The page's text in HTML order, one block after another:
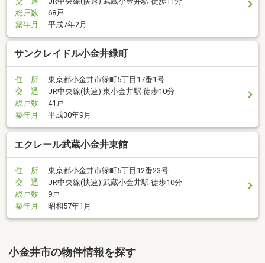
総戸数
68戸
築年月
平成7年2月
サンクレイドル小金井緑町
住 所
東京都小金井市緑町5丁目17番1号
交 通
JR中央線(快速) 東小金井駅 徒歩10分
総戸数
41戸
築年月
平成30年9月
エクレール武蔵小金井東館
住 所
東京都小金井市緑町5丁目12番23号
交 通
JR中央線(快速) 武蔵小金井駅 徒歩10分
総戸数
9戸
築年月
昭和57年1月
小金井市の物件情報を探す